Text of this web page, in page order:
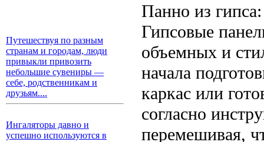
Путешествуя по разным
странам и городам, люди
привыкли привозить
небольшие сувениры —
себе, родственникам и
друзьям....
Ингаляторы давно и
успешно используются в
Панно из
Гипсовые
объемных и
начала
каркас или
согласно
перемешивая,